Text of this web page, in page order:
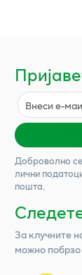
Доброволно
лични
пошта.
За клучните
можно